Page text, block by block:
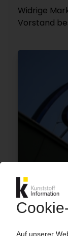
Widrige
Vorstand
NORMA